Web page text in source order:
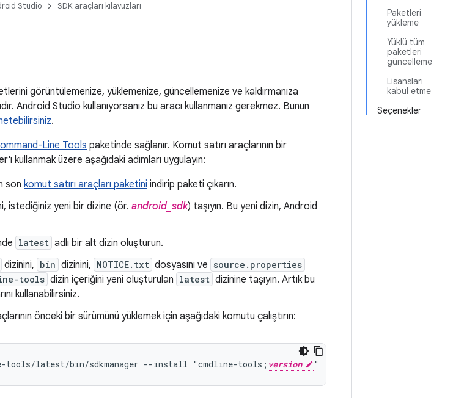
Paketleri
yükleme
Yüklü tüm
paketleri
güncelleme
Lisansları
kabul etme
Seçenekler
Studio SDK araçları kılavuzları
görüntülemenize, yüklemenize, güncellemenize ve kaldırmanıza
Android Studio kullanıyorsanız bu aracı kullanmanız gerekmez. Bunun
.
Line Tools paketinde sağlanır. Komut satırı araçlarının bir
kullanmak üzere aşağıdaki adımları uygulayın:
son komut satırı araçları paketini indirip paketi çıkarın.
istediğiniz yeni bir dizine (ör. android_sdk) taşıyın. Bu yeni dizin, Android
latest adlı bir alt dizin oluşturun.
dizinini, bin dizinini, NOTICE.txt dosyasını ve source.properties
tools dizin içeriğini yeni oluşturulan latest dizinine taşıyın. Artık bu
kullanabilirsiniz.
önceki bir sürümünü yüklemek için aşağıdaki komutu çalıştırın:
tools/latest/bin/sdkmanager --install "cmdline-tools; version